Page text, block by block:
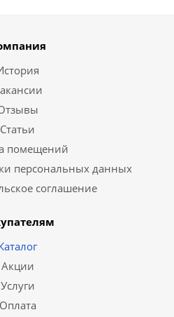
Статьи
помещений
персональных данных
соглашение
Акции
Услуги
Оплата